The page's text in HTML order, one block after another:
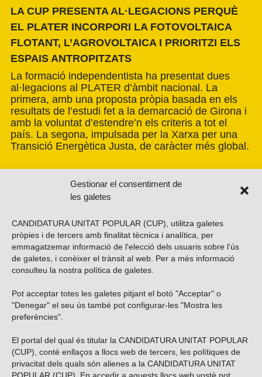
Gestionar el consentiment de
les galetes
CANDIDATURA UNITAT POPULAR (CUP), utilitza galetes
pròpies i de tercers amb finalitat tècnica i analítica, per
emmagatzemar informació de l'elecció dels usuaris sobre l'ús
de galetes, i conèixer el trànsit al web. Per a més informació
consulteu la nostra política de galetes
Pot acceptar totes les galetes pitjant el botó "Acceptar" o
"Denegar" el seu ús també pot configurar-les "Mostra les
preferències".
El portal del qual és titular la CANDIDATURA UNITAT POPULAR
(CUP), conté enllaços a llocs web de tercers, les polítiques de
privacitat dels quals són alienes a la CANDIDATURA UNITAT
LA CUP PRESENTA AL·LEGACIONS PERQUÈ
EL PLATER INCORPORI LA FOTOVOLTAICA
FLOTANT, L’AGROVOLTAICA I PRIORITZI ELS
ESPAIS ANTROPITZATS
La formació independentista ha presentat dues
al·legacions al PLATER d’àmbit nacional. La
primera, amb una proposta pròpia basada en els
resultats de l’estudi fet a la demarcació de Girona i
amb la voluntat d’estendre’n els criteris a tot el
país. La segona, impulsada per la Xarxa per una
Transició Energètica Justa, de caràcter més global.
Vols subscriure’t al nostre butlletí?
ENVIAR